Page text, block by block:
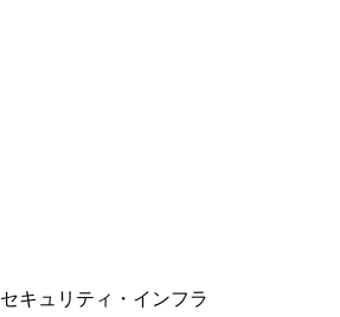
セキュリティ・インフラ